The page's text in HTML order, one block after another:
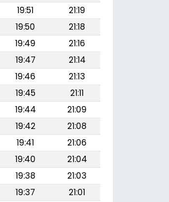
19:51
21:19
19:50
21:18
19:49
21:16
19:47
21:14
19:46
21:13
19:45
21:11
19:44
21:09
19:42
21:08
19:41
21:06
19:40
21:04
19:38
21:03
19:37
21:01